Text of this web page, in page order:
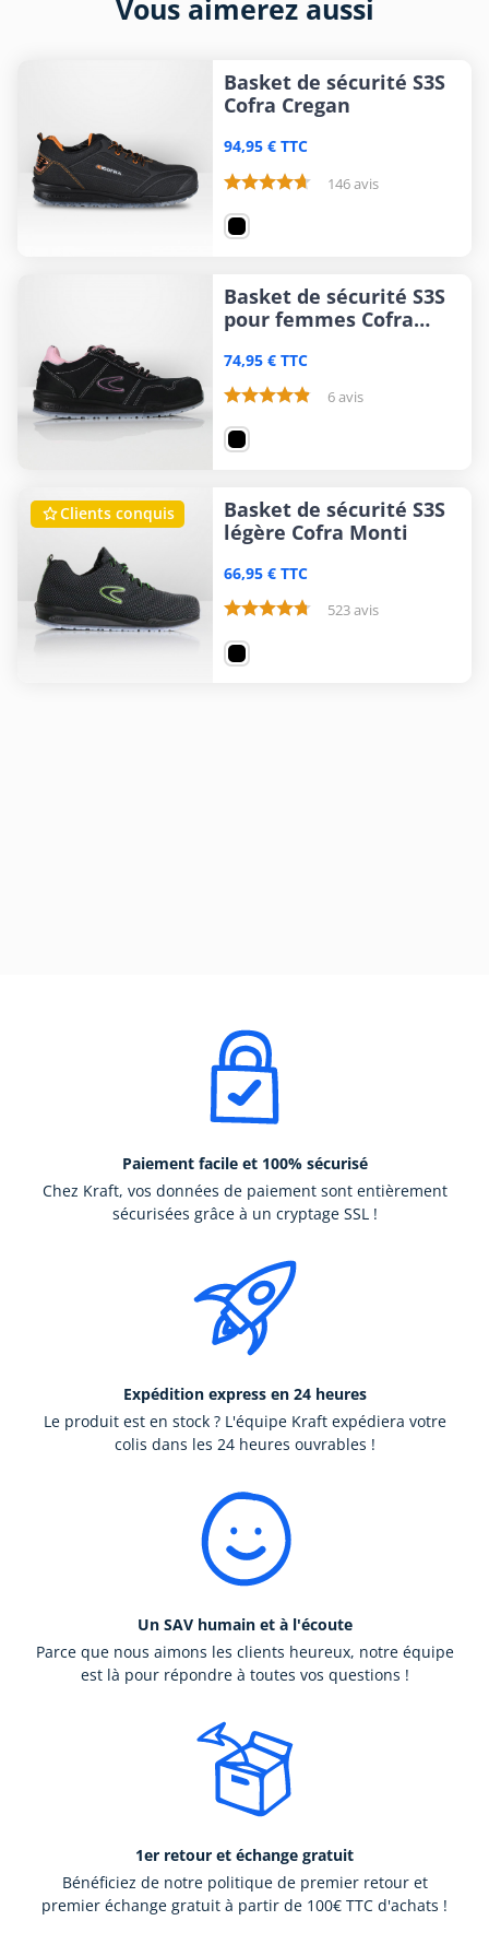
Vous aimerez aussi
Basket de sécurité S3S
Cofra Cregan
94,95 € TTC
146 avis
Basket de sécurité S3S
pour femmes Cofra
74,95 € TTC
6 avis
Clients conquis
Basket de sécurité S3S
légère Cofra Monti
66,95 € TTC
523 avis
Paiement facile et 100% sécurisé
Chez Kraft, vos données de paiement sont entièrement
sécurisées grâce à un cryptage SSL !
Expédition express en 24 heures
Le produit est en stock ? L'équipe Kraft expédiera votre
colis dans les 24 heures ouvrables !
Un SAV humain et à l'écoute
Parce que nous aimons les clients heureux, notre équipe
est là pour répondre à toutes vos questions !
1er retour et échange gratuit
Bénéficiez de notre politique de premier retour et
premier échange gratuit à partir de 100€ TTC d'achats !